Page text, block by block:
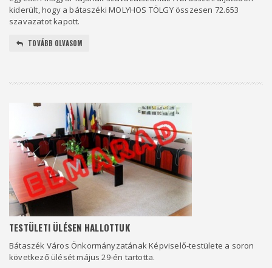
kiderült, hogy a bátaszéki MOLYHOS TÖLGY összesen 72.653
szavazatot kapott.
TOVÁBB OLVASOM
TESTÜLETI ÜLÉSEN HALLOTTUK
Bátaszék Város Önkormányzatának Képviselő-testülete a soron
következő ülését május 29-én tartotta.